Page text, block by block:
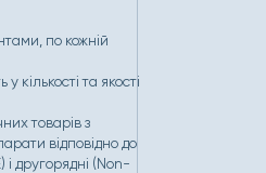
по кожній
та якості
товарів з
відповідно до
другорядні (Non-